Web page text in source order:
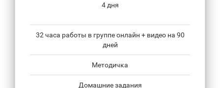
4 дня
32 часа работы в группе онлайн + видео на 90
дней
Методичка
Домашние задания